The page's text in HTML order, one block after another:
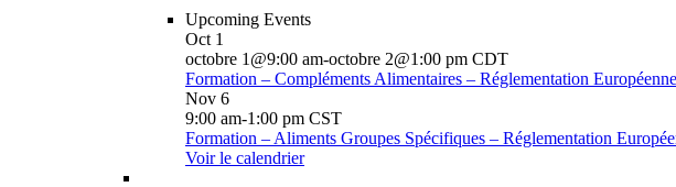
Upcoming Events
Oct 1
octobre 1@9:00 am-octobre 2@1:00 pm CDT
Formation – Compléments Alimentaires – Réglementation Européenne
Nov 6
9:00 am-1:00 pm CST
Formation – Aliments Groupes Spécifiques – Réglementation
Voir le calendrier